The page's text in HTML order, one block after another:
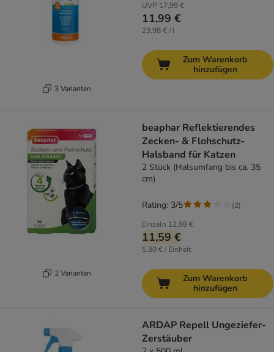
3 Varianten
UVP 17,99 €
11,99 €
23,98 € / l
Zum Warenkorb
hinzufügen
2 Varianten
beaphar Reflektierendes
Zecken- & Flohschutz-
Halsband für Katzen
2 Stück (Halsumfang bis ca. 35
cm)
Einzeln 12,98 €
11,59 €
5,80 € / Einheit
Rating: 3/5 (2)
Zum Warenkorb
hinzufügen
ARDAP Repell Ungeziefer-
Zerstäuber